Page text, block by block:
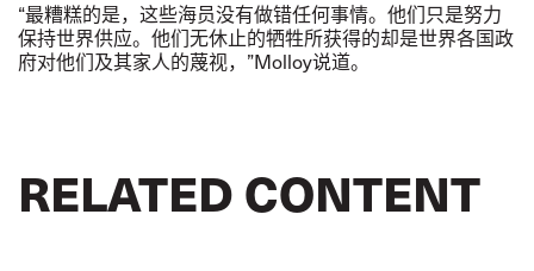
“最糟糕的是，这些海员没有做错任何事情。他们只是努力
保持世界供应。他们无休止的牺牲所获得的却是世界各国政
府对他们及其家人的蔑视， ”Molloy说道。
RELATED CONTENT